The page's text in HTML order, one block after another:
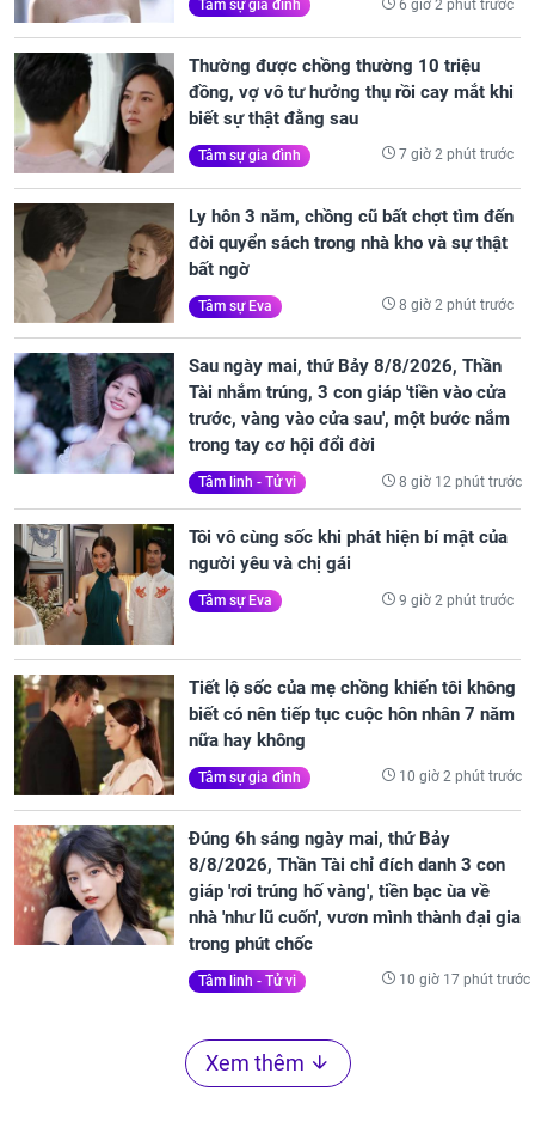
Tâm sự gia đình 6 giờ 2 phút trước
Thường được chồng thường 10 triệu
đồng, vợ vô tư hưởng thụ rồi cay mắt khi
biết sự thật đằng sau
Tâm sự gia đình 7 giờ 2 phút trước
Ly hôn 3 năm, chồng cũ bất chợt tìm đến
đòi quyển sách trong nhà kho và sự thật
bất ngờ
Tâm sự Eva 8 giờ 2 phút trước
Sau ngày mai, thứ Bảy 8/8/2026, Thần
Tài nhắm trúng, 3 con giáp 'tiền vào cửa
trước, vàng vào cửa sau', một bước nắm
trong tay cơ hội đổi đời
Tâm linh - Tử vi 8 giờ 12 phút trước
Tôi vô cùng sốc khi phát hiện bí mật của
người yêu và chị gái
Tâm sự Eva 9 giờ 2 phút trước
Tiết lộ sốc của mẹ chồng khiến tôi không
biết có nên tiếp tục cuộc hôn nhân 7 năm
nữa hay không
Tâm sự gia đình 10 giờ 2 phút trước
Đúng 6h sáng ngày mai, thứ Bảy
8/8/2026, Thần Tài chỉ đích danh 3 con
giáp 'rơi trúng hố vàng', tiền bạc ùa về
nhà 'như lũ cuốn', vươn mình thành đại gia
trong phút chốc
Tâm linh - Tử vi 10 giờ 17 phút trước
Xem thêm